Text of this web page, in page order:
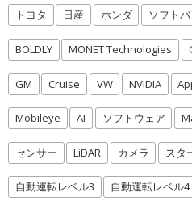
トヨタ 日産 ホンダ ソフト
BOLDLY MONET Technologies
GM Cruise VW NVIDIA
Mobileye AI ソフトウェア
センサー LiDAR カメラ スタ
自動運転レベル3 自動運転レベル4